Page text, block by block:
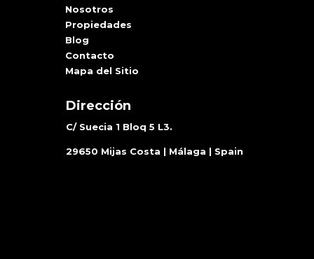
Nosotros
Propiedades
Blog
Contacto
Mapa del Sitio
Dirección
C/ Suecia 1 Bloq 5 L3.
29650 Mijas Costa | Málaga | Spain